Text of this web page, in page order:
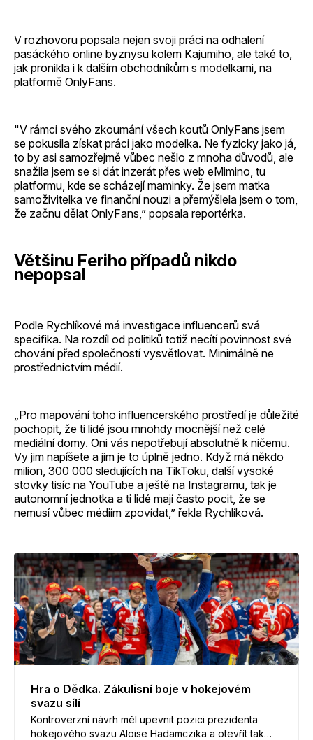
V rozhovoru popsala nejen svoji práci na odhalení
pasáckého online byznysu kolem Kajumiho, ale také to,
jak pronikla i k dalším obchodníkům s modelkami, na
platformě OnlyFans.
"V rámci svého zkoumání všech koutů OnlyFans jsem
se pokusila získat práci jako modelka. Ne fyzicky jako já,
to by asi samozřejmě vůbec nešlo z mnoha důvodů, ale
snažila jsem se si dát inzerát přes web eMimino, tu
platformu, kde se scházejí maminky. Že jsem matka
samoživitelka ve finanční nouzi a přemýšlela jsem o tom,
že začnu dělat OnlyFans,” popsala reportérka.
Většinu Feriho případů nikdo
nepopsal
Podle Rychlíkové má investigace influencerů svá
specifika. Na rozdíl od politiků totiž necítí povinnost své
chování před společností vysvětlovat. Minimálně ne
prostřednictvím médií.
„Pro mapování toho influencerského prostředí je důležité
pochopit, že ti lidé jsou mnohdy mocnější než celé
mediální domy. Oni vás nepotřebují absolutně k ničemu.
Vy jim napíšete a jim je to úplně jedno. Když má někdo
milion, 300 000 sledujících na TikToku, další vysoké
stovky tisíc na YouTube a ještě na Instagramu, tak je
autonomní jednotka a ti lidé mají často pocit, že se
nemusí vůbec médiím zpovídat,” řekla Rychlíková.
Hra o Dědka. Zákulisní boje v hokejovém
svazu sílí
Kontroverzní návrh měl upevnit pozici prezidenta
hokejového svazu Aloise Hadamczika a otevřít tak